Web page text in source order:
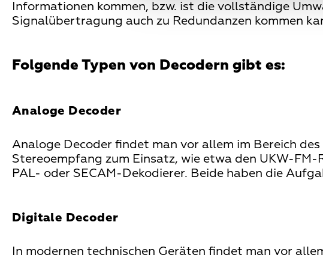
Informationen kommen, bzw. ist die vollständige
Signalübertragung auch zu Redundanzen kommen
Folgende Typen von Decodern gibt es:
Analoge Decoder
Analoge Decoder findet man vor allem im Bereich
Stereoempfang zum Einsatz, wie etwa den UKW-
PAL- oder SECAM-Dekodierer. Beide haben die
Digitale Decoder
In modernen technischen Geräten findet man vor